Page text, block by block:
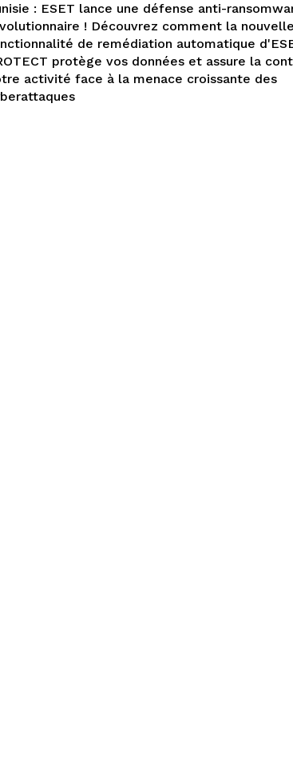
: ESET lance une défense anti-
! Découvrez comment la nouvelle
de remédiation automatique
protège vos données et assure la
activité face à la menace croissante des